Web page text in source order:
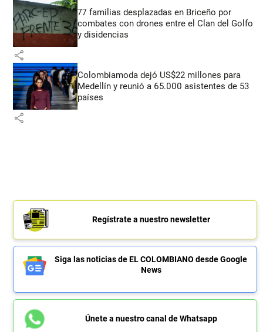
77 familias desplazadas en Briceño por
combates con drones entre el Clan del Golfo
y disidencias
share
Colombiamoda dejó US$22 millones para
Medellín y reunió a 65.000 asistentes de 53
países
share
Regístrate a nuestro newsletter
Siga las noticias de EL COLOMBIANO desde Google
News
Únete a nuestro canal de Whatsapp